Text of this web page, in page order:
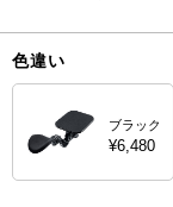
色違い
ブラック
¥6,480